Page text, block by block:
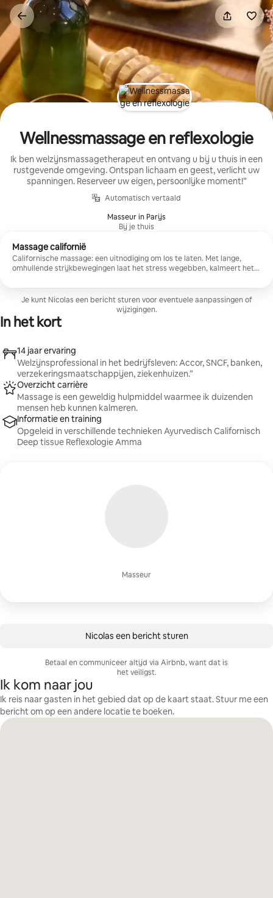
direct
naar
inhoud
Wellnessmassage en reflexologie
Ik ben welzijnsmassagetherapeut en ontvang u bij u thuis in een
rustgevende omgeving. Ontspan lichaam en geest, verlicht uw
spanningen. Reserveer uw eigen, persoonlijke moment!”
Automatisch vertaald
Masseur in Parijs
Bij je thuis
Massage californië
Californische massage: een uitnodiging om los te laten. Met lange,
omhullende strijkbewegingen laat het stress wegebben, kalmeert het
Gegarandeerd comfort en rust
Je kunt Nicolas een bericht sturen voor eventuele aanpassingen of
wijzigingen.
In het kort
Masseur
14 jaar ervaring
Welzijnsprofessional in het bedrijfsleven: Accor, SNCF, banken,
verzekeringsmaatschappijen, ziekenhuizen.”
Overzicht carrière
Massage is een geweldig hulpmiddel waarmee ik duizenden
mensen heb kunnen kalmeren.
Informatie en training
Opgeleid in verschillende technieken Ayurvedisch Californisch
Deep tissue Reflexologie Amma
Nicolas een bericht sturen
Betaal en communiceer altijd via Airbnb, want dat is
het veiligst.
Ik kom naar jou
Ik reis naar gasten in het gebied dat op de kaart staat. Stuur me een
bericht om op een andere locatie te boeken.